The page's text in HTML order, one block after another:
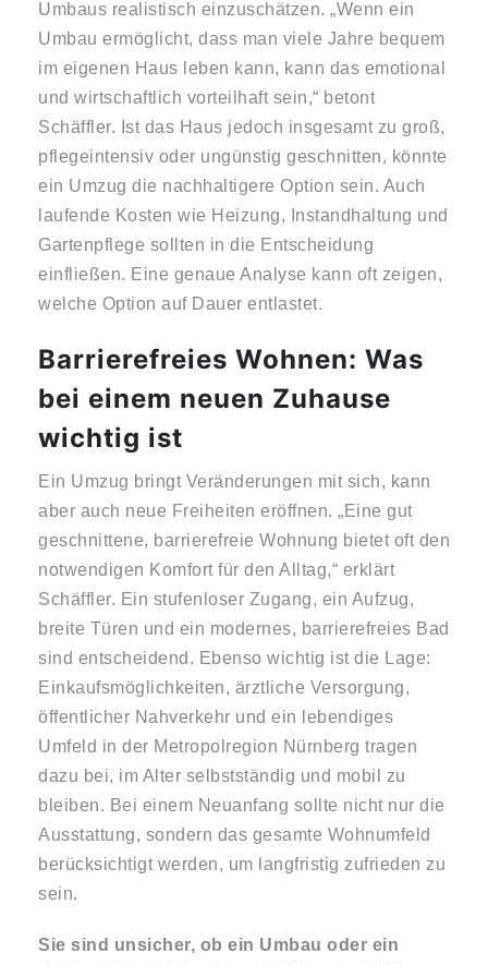
Umbaus realistisch einzuschätzen. „Wenn ein
Umbau ermöglicht, dass man viele Jahre bequem
im eigenen Haus leben kann, kann das emotional
und wirtschaftlich vorteilhaft sein,“ betont
Schäffler. Ist das Haus jedoch insgesamt zu groß,
pflegeintensiv oder ungünstig geschnitten, könnte
ein Umzug die nachhaltigere Option sein. Auch
laufende Kosten wie Heizung, Instandhaltung und
Gartenpflege sollten in die Entscheidung
einfließen. Eine genaue Analyse kann oft zeigen,
welche Option auf Dauer entlastet.
Barrierefreies Wohnen: Was
bei einem neuen Zuhause
wichtig ist
Ein Umzug bringt Veränderungen mit sich, kann
aber auch neue Freiheiten eröffnen. „Eine gut
geschnittene, barrierefreie Wohnung bietet oft den
notwendigen Komfort für den Alltag,“ erklärt
Schäffler. Ein stufenloser Zugang, ein Aufzug,
breite Türen und ein modernes, barrierefreies Bad
sind entscheidend. Ebenso wichtig ist die Lage:
Einkaufsmöglichkeiten, ärztliche Versorgung,
öffentlicher Nahverkehr und ein lebendiges
Umfeld in der Metropolregion Nürnberg tragen
dazu bei, im Alter selbstständig und mobil zu
bleiben. Bei einem Neuanfang sollte nicht nur die
Ausstattung, sondern das gesamte Wohnumfeld
berücksichtigt werden, um langfristig zufrieden zu
sein.
Sie sind unsicher, ob ein Umbau oder ein